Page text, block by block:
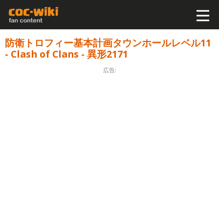
防衛トロフィー基本計画タウンホールレベル11
- Clash of Clans - 異形2171
広告: